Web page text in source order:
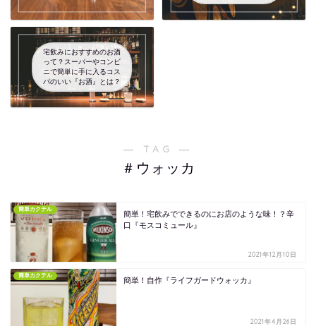
宅飲みにおすすめのお酒
って？スーパーやコンビ
ニで簡単に手に入るコス
パのいい『お酒』とは？
― TAG ―
＃ウォッカ
簡単カクテル
簡単！宅飲みでできるのにお店のような味！？辛
口『モスコミュール』
2021年12月10日
簡単カクテル
簡単！自作『ライフガードウォッカ』
2021年4月26日